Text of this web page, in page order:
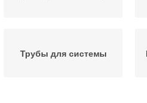
Трубы для системы